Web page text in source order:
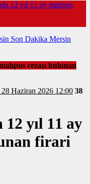
12 yıl 11 ay mahpus
Son Dakika Mersin
cezası bulunan
Tarihi: 28 Haziran 2026 12:00 38
12 yıl 11 ay
firari